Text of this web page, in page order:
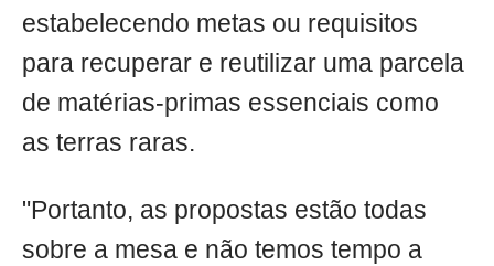
estabelecendo metas ou requisitos
para recuperar e reutilizar uma parcela
de matérias-primas essenciais como
as terras raras.
"Portanto, as propostas estão todas
sobre a mesa e não temos tempo a